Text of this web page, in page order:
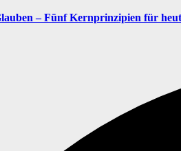
– Fünf Kernprinzipien für